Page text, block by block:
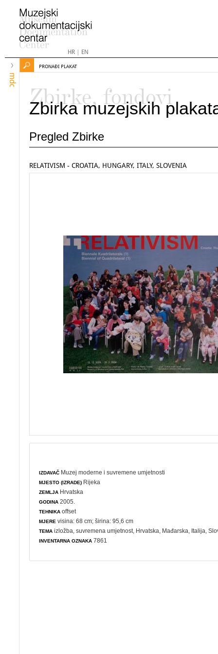
HR| EN
mdc
PRONAĐI PLAKAT
Zbirke, fondovi
Zbirka muzejskih
Pregled Zbirke
RELATIVISM - CROATIA, HUNGARY, ITALY, SLOVENIA
IZDAVAČ Muzej moderne i suvremene umjetnosti
MJESTO (IZRADE) Rijeka
ZEMLJA Hrvatska
GODINA 2005.
TEHNIKA offset
MJERE visina: 68 cm; širina: 95,6 cm
TEMA izložba ,suvremena umjetnost , Hrvatska, Mađarska, Italija,
INVENTARNA OZNAKA 7861